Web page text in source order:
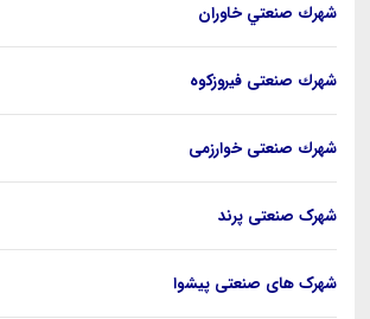
شهرك صنعتي خاوران
شهرك صنعتی فيروزكوه
شهرك صنعتی خوارزمی
شهرک صنعتی پرند
شهرک های صنعتی پیشوا